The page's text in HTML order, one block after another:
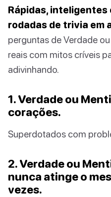
Rápidas,
rodadas de trivia em
perguntas de Verdade
reais com mitos críveis
adivinhando.
1. Verdade ou
corações.
Superdotados com
2. Verdade ou
nunca atinge o
vezes.